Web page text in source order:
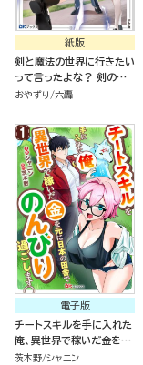
紙版
剣と魔法の世界に行きたい
って言ったよな？ 剣の魔
法じゃなくてさ？ ～ギフト
少女たちと駆け抜ける～
おやずり 六轟
電子版
チートスキルを手に入れた
俺、異世界で稼いだ金を元
に日本の田舎でのんびり過
茨木野 シャニン